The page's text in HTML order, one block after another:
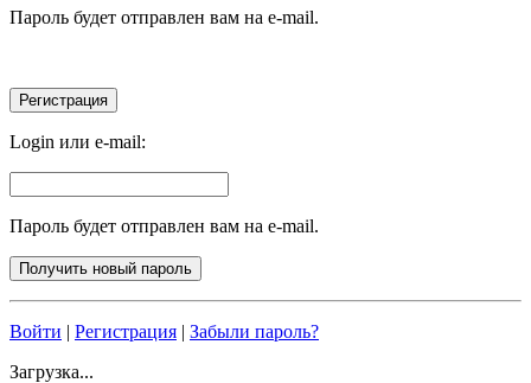
Пароль будет отправлен вам на e-mail.
Login или e-mail:
Пароль будет отправлен вам на e-mail.
Войти | Регистрация | Забыли пароль?
Загрузка...